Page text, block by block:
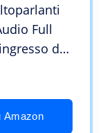
Full
da
Amazon